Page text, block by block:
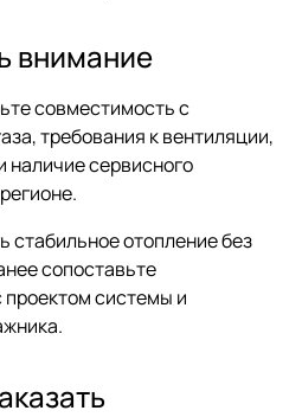
внимание
совместимость с
требования к вентиляции,
сервисного
стабильное отопление без
сопоставьте
проектом системы и